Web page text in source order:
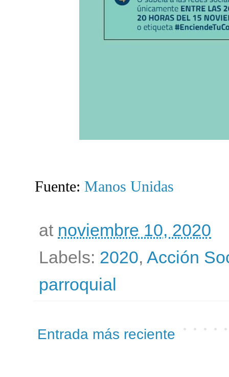
Fuente: Manos Unidas
at noviembre 10, 2020
Labels: 2020, Acción
parroquial
Entrada más reciente